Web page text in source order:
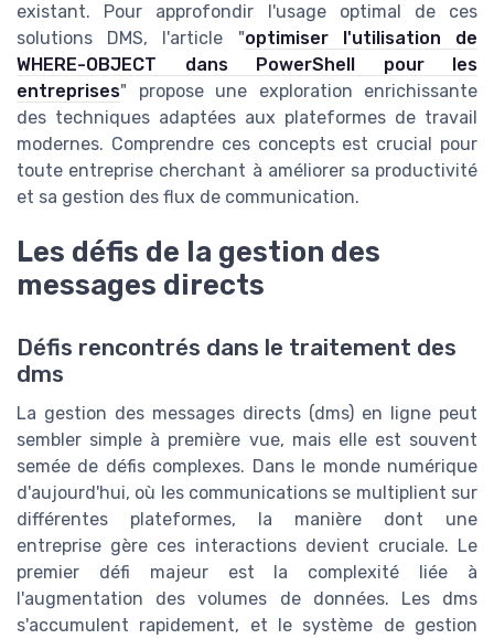
existant. Pour approfondir l'usage optimal de ces
solutions DMS, l'article "optimiser l'utilisation de
WHERE-OBJECT dans PowerShell pour les
entreprises" propose une exploration enrichissante
des techniques adaptées aux plateformes de travail
modernes. Comprendre ces concepts est crucial pour
toute entreprise cherchant à améliorer sa productivité
et sa gestion des flux de communication.
Les défis de la gestion des
messages directs
Défis rencontrés dans le traitement des
dms
La gestion des messages directs (dms) en ligne peut
sembler simple à première vue, mais elle est souvent
semée de défis complexes. Dans le monde numérique
d'aujourd'hui, où les communications se multiplient sur
différentes plateformes, la manière dont une
entreprise gère ces interactions devient cruciale. Le
premier défi majeur est la complexité liée à
l'augmentation des volumes de données. Les dms
s'accumulent rapidement, et le système de gestion